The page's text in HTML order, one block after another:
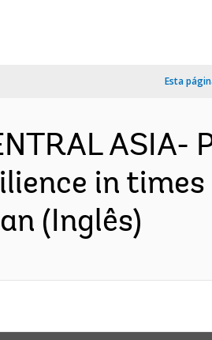
Esta
ASIA-
in
(Inglês)